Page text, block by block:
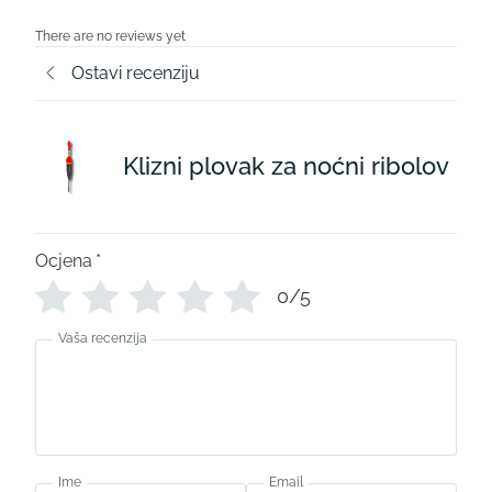
There are no reviews yet
Ostavi recenziju
Klizni plovak za noćni ribolov
Ocjena *
0/5
Vaša recenzija
Ime Email